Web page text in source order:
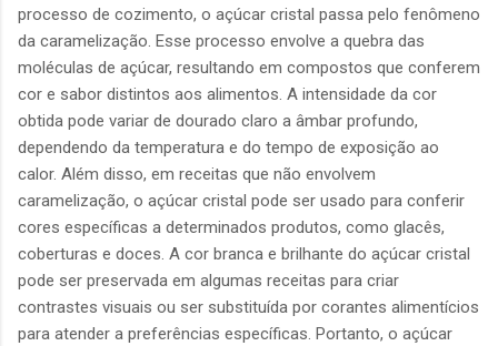
processo de cozimento, o açúcar cristal passa pelo fenômeno
da caramelização. Esse processo envolve a quebra das
moléculas de açúcar, resultando em compostos que conferem
cor e sabor distintos aos alimentos. A intensidade da cor
obtida pode variar de dourado claro a âmbar profundo,
dependendo da temperatura e do tempo de exposição ao
calor. Além disso, em receitas que não envolvem
caramelização, o açúcar cristal pode ser usado para conferir
cores específicas a determinados produtos, como glacês,
coberturas e doces. A cor branca e brilhante do açúcar cristal
pode ser preservada em algumas receitas para criar
contrastes visuais ou ser substituída por corantes alimentícios
para atender a preferências específicas. Portanto, o açúcar